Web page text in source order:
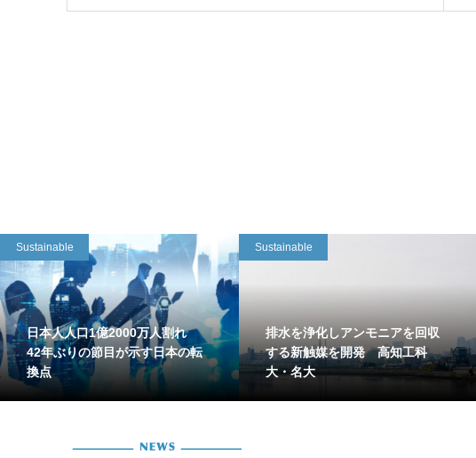
Sustainable
日本人人口1億2000万人割れ
42年ぶりの節目が示す日本の転
換点
Sustainable
排水を浄化しアンモニアを回収
する新触媒を開発 高知工科
大・名大